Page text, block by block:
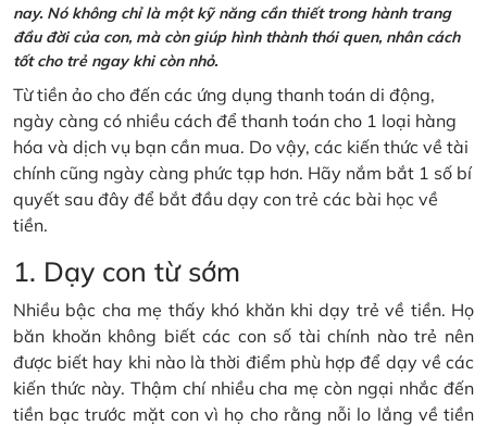
nay. Nó không chỉ là một kỹ năng cần thiết trong hành trang
đầu đời của con, mà còn giúp hình thành thói quen, nhân cách
tốt cho trẻ ngay khi còn nhỏ.
Từ tiền ảo cho đến các ứng dụng thanh toán di động,
ngày càng có nhiều cách để thanh toán cho 1 loại hàng
hóa và dịch vụ bạn cần mua. Do vậy, các kiến thức về tài
chính cũng ngày càng phức tạp hơn. Hãy nắm bắt 1 số bí
quyết sau đây để bắt đầu dạy con trẻ các bài học về
tiền.
1. Dạy con từ sớm
Nhiều bậc cha mẹ thấy khó khăn khi dạy trẻ về tiền. Họ
băn khoăn không biết các con số tài chính nào trẻ nên
được biết hay khi nào là thời điểm phù hợp để dạy về các
kiến thức này. Thậm chí nhiều cha mẹ còn ngại nhắc đến
tiền bạc trước mặt con vì họ cho rằng nỗi lo lắng về tiền